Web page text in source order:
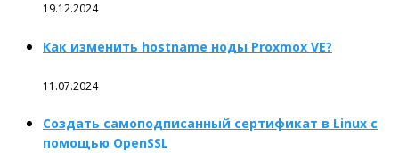
19.12.2024
Как изменить hostname ноды Proxmox VE?
11.07.2024
Создать самоподписанный сертификат в Linux с
помощью OpenSSL